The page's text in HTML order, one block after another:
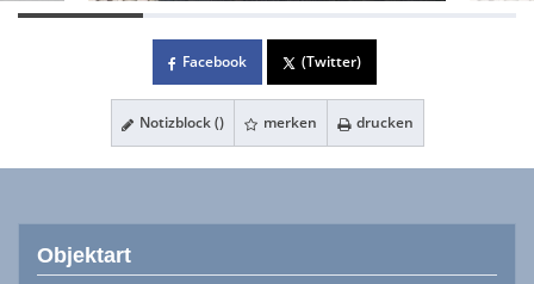
Facebook (Twitter)
Notizblock () merken drucken
Objektart